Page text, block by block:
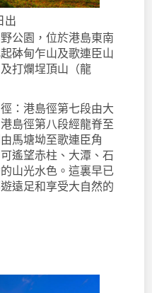
出
公園，位於港島東南
砵甸乍山及歌連臣山
打爛埕頂山（龍
：港島徑第七段由大
島徑第八段經龍脊至
馬塘坳至歌連臣角
遙望赤柱、大潭、石
山光水色。這裏早已
遠足和享受大自然的